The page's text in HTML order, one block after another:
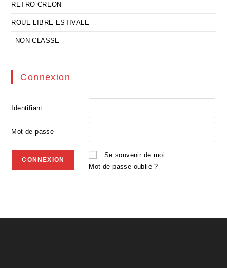
RETRO CREON
ROUE LIBRE ESTIVALE
_NON CLASSE
Connexion
Identifiant
Mot de passe
Se souvenir de moi
Mot de passe oublié ?